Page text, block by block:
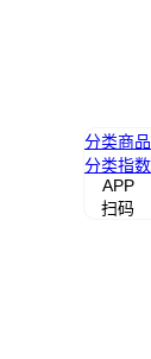
分类商品
分类指数
APP
扫码